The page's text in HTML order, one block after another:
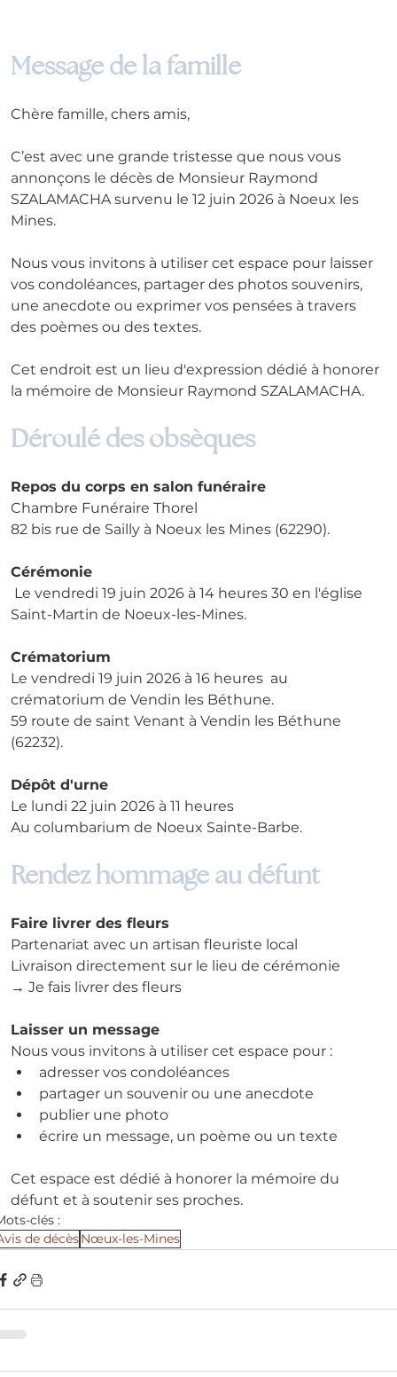
Message de la famille
Chère famille, chers amis,
C’est avec une grande tristesse que nous vous
annonçons le décès de Monsieur Raymond
SZALAMACHA survenu le 12 juin 2026 à Noeux les
Mines.
Nous vous invitons à utiliser cet espace pour laisser
vos condoléances, partager des photos souvenirs,
une anecdote ou exprimer vos pensées à travers
des poèmes ou des textes.
Cet endroit est un lieu d'expression dédié à honorer
la mémoire de Monsieur Raymond SZALAMACHA.
Déroulé des obsèques
Repos du corps en salon funéraire
Chambre Funéraire Thorel
82 bis rue de Sailly à Noeux les Mines (62290).
Cérémonie
Saint-Martin de Noeux-les-Mines.
Crématorium
Le vendredi 19 juin 2026 à 16 heures  au
crématorium de Vendin les Béthune.
59 route de saint Venant à Vendin les Béthune
(62232).
Dépôt d'urne
Le lundi 22 juin 2026 à 11 heures
Au columbarium de Noeux Sainte-Barbe.
Rendez hommage au défunt
Faire livrer des fleurs
Partenariat avec un artisan fleuriste local
Livraison directement sur le lieu de cérémonie
→ Je fais livrer des fleurs
Laisser un message
Nous vous invitons à utiliser cet espace pour :
adresser vos condoléances
partager un souvenir ou une anecdote
publier une photo
écrire un message, un poème ou un texte
Cet espace est dédié à honorer la mémoire du
défunt et à soutenir ses proches.
clés :
de décèsNœux-les-Mines